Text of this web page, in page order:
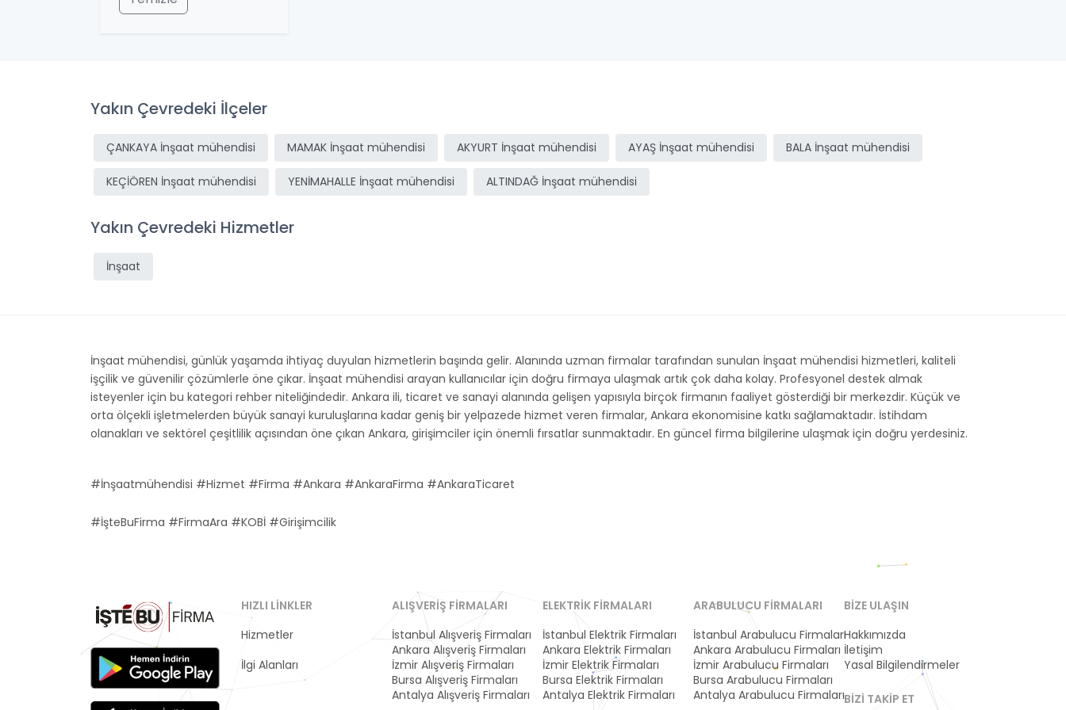
Yakın Çevredeki İlçeler
ÇANKAYA İnşaat mühendisi MAMAK İnşaat mühendisi AKYURT İnşaat mühendisi AYAŞ İnşaat mühendisi BALA İnşaat mühendisi
KEÇİÖREN İnşaat mühendisi YENİMAHALLE İnşaat mühendisi ALTINDAĞ İnşaat mühendisi
Yakın Çevredeki Hizmetler
İnşaat
İnşaat mühendisi, günlük yaşamda ihtiyaç duyulan hizmetlerin başında gelir. Alanında uzman firmalar tarafından sunulan İnşaat mühendisi hizmetleri, kaliteli
işçilik ve güvenilir çözümlerle öne çıkar. İnşaat mühendisi arayan kullanıcılar için doğru firmaya ulaşmak artık çok daha kolay. Profesyonel destek almak
isteyenler için bu kategori rehber niteliğindedir. Ankara ili, ticaret ve sanayi alanında gelişen yapısıyla birçok firmanın faaliyet gösterdiği bir merkezdir. Küçük ve
orta ölçekli işletmelerden büyük sanayi kuruluşlarına kadar geniş bir yelpazede hizmet veren firmalar, Ankara ekonomisine katkı sağlamaktadır. İstihdam
olanakları ve sektörel çeşitlilik açısından öne çıkan Ankara, girişimciler için önemli fırsatlar sunmaktadır. En güncel firma bilgilerine ulaşmak için doğru yerdesiniz.
#İnşaatmühendisi #Hizmet #Firma #Ankara #AnkaraFirma #AnkaraTicaret
#İşteBuFirma #FirmaAra #KOBİ #Girişimcilik
HIZLI LINKLER
Hizmetler
İlgi Alanları
ALIŞVERIŞ FIRMALARI
İstanbul Alışveriş Firmaları
Ankara Alışveriş Firmaları
İzmir Alışveriş Firmaları
Bursa Alışveriş Firmaları
Antalya Alışveriş Firmaları
ELEKTRIK FIRMALARI
İstanbul Elektrik Firmaları
Ankara Elektrik Firmaları
İzmir Elektrik Firmaları
Bursa Elektrik Firmaları
Antalya Elektrik Firmaları
ARABULUCU FIRMALARI
İstanbul Arabulucu Firmaları
Ankara Arabulucu Firmaları
İzmir Arabulucu Firmaları
Bursa Arabulucu Firmaları
Antalya Arabulucu Firmaları
BIZE ULAŞIN
Hakkımızda
İletişim
Yasal Bilgilendirmeler
BIZI TAKIP ET